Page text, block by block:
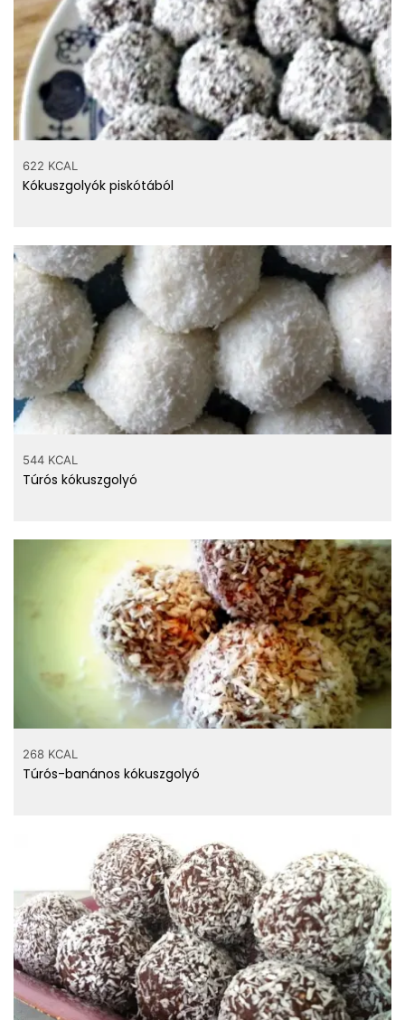
622 KCAL
Kókuszgolyók piskótából
544 KCAL
Túrós kókuszgolyó
268 KCAL
Túrós-banános kókuszgolyó